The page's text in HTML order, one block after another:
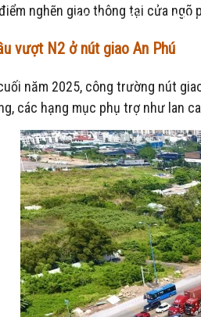
Nội dung: Cầu vượt N2
nghẽn giao thông tại cửa ngõ
vượt N2 ở nút giao An Phú
năm 2025, công trường nút
các hạng mục phụ trợ như lan